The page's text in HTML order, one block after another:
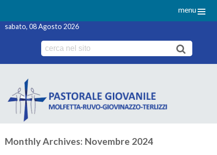
menu
sabato, 08 Agosto 2026
Monthly Archives: Novembre 2024